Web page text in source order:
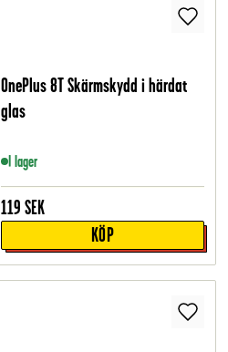
OnePlus 8T Skärmskydd i härdat
glas
I lager
119 SEK
KÖP